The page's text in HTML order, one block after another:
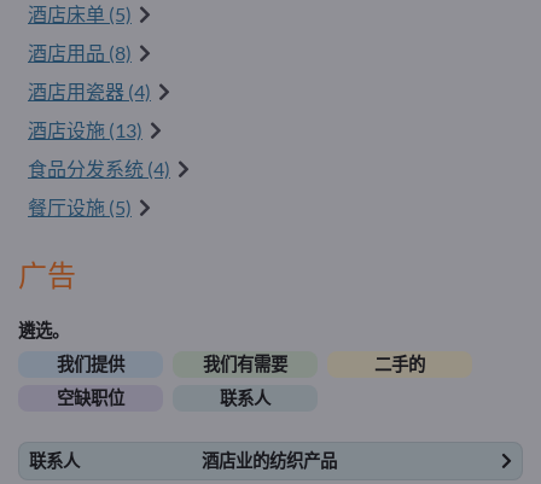
酒店床单 (5)
酒店用品 (8)
酒店用瓷器 (4)
酒店设施 (13)
食品分发系统 (4)
餐厅设施 (5)
广告
遴选。
我们提供
我们有需要
二手的
空缺职位
联系人
联系人 酒店业的纺织产品